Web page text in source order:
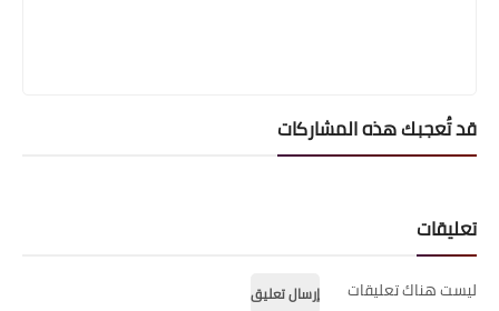
قد تُعجبك هذه المشاركات
تعليقات
ليست هناك تعليقات
إرسال تعليق